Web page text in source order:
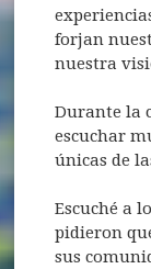
forjan
nuestra
Durante la
escuchar
únicas de
Escuché a
pidieron
sus